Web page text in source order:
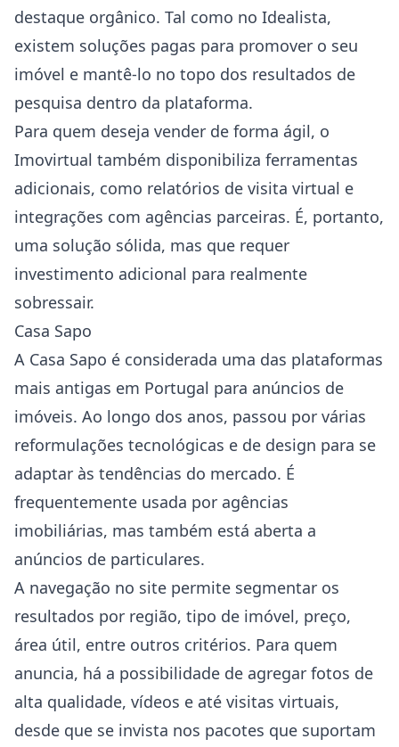
destaque orgânico. Tal como no Idealista,
existem soluções pagas para promover o seu
imóvel e mantê-lo no topo dos resultados de
pesquisa dentro da plataforma.
Para quem deseja vender de forma ágil, o
Imovirtual também disponibiliza ferramentas
adicionais, como relatórios de visita virtual e
integrações com agências parceiras. É, portanto,
uma solução sólida, mas que requer
investimento adicional para realmente
sobressair.
Casa Sapo
A Casa Sapo é considerada uma das plataformas
mais antigas em Portugal para anúncios de
imóveis. Ao longo dos anos, passou por várias
reformulações tecnológicas e de design para se
adaptar às tendências do mercado. É
frequentemente usada por agências
imobiliárias, mas também está aberta a
anúncios de particulares.
A navegação no site permite segmentar os
resultados por região, tipo de imóvel, preço,
área útil, entre outros critérios. Para quem
anuncia, há a possibilidade de agregar fotos de
alta qualidade, vídeos e até visitas virtuais,
desde que se invista nos pacotes que suportam